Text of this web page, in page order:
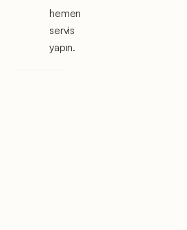
hemen
servis
yapın.